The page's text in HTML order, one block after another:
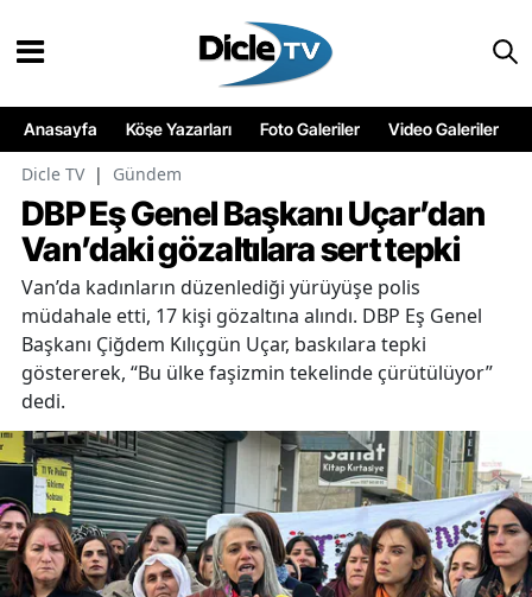
Anasayfa Köşe Yazarları Foto Galeriler Video Galeriler
Dicle TV | Gündem
DBP Eş Genel Başkanı Uçar’dan
Van’daki gözaltılara sert tepki
Van’da kadınların düzenlediği yürüyüşe polis
müdahale etti, 17 kişi gözaltına alındı. DBP Eş Genel
Başkanı Çiğdem Kılıçgün Uçar, baskılara tepki
göstererek, “Bu ülke faşizmin tekelinde çürütülüyor”
dedi.